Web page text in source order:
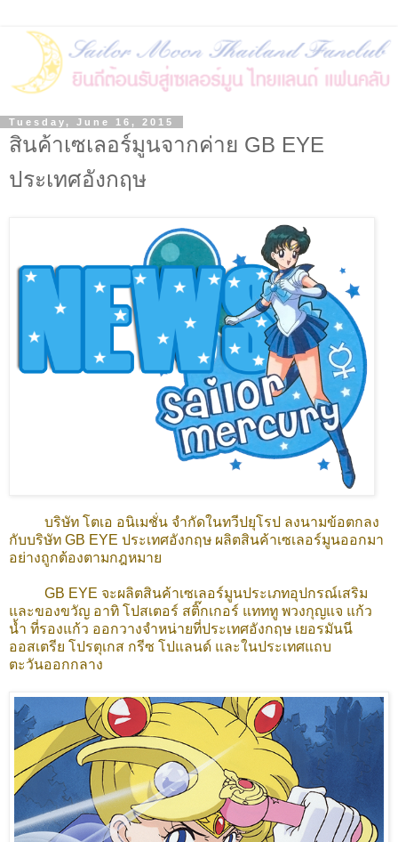
Tuesday, June 16, 2015
สินค้าเซเลอร์มูนจากค่าย GB EYE
ประเทศอังกฤษ
บริษัท โตเอ อนิเมชั่น จำกัดในทวีปยุโรป ลงนามข้อตกลง
กับบริษัท GB EYE ประเทศอังกฤษ ผลิตสินค้าเซเลอร์มูนออกมา
อย่างถูกต้องตามกฎหมาย
GB EYE จะผลิตสินค้าเซเลอร์มูนประเภทอุปกรณ์เสริม
และของขวัญ อาทิ โปสเตอร์ สติ๊กเกอร์ แทททู พวงกุญแจ แก้ว
น้ำ ที่รองแก้ว ออกวางจำหน่ายที่ประเทศอังกฤษ เยอรมันนี
ออสเตรีย โปรตุเกส กรีซ โปแลนด์ และในประเทศแถบ
ตะวันออกกลาง